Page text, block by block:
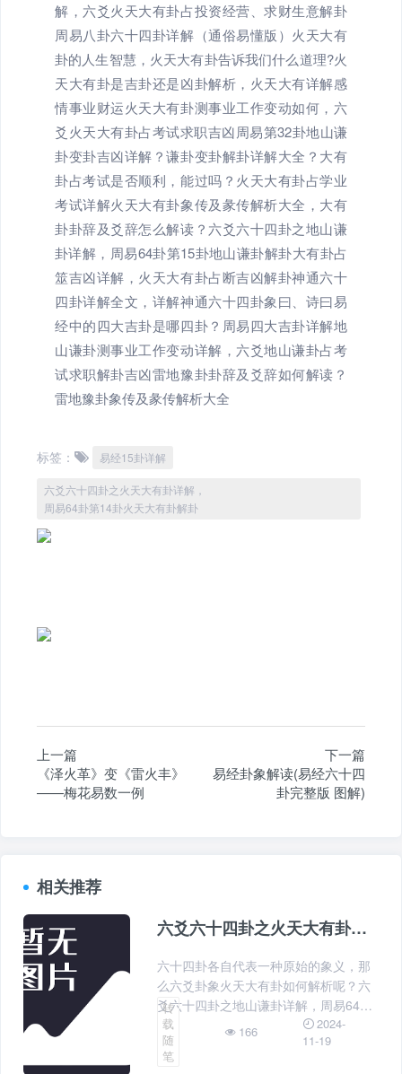
解，六爻火天大有卦占投资经营、求财生意解卦
周易八卦六十四卦详解（通俗易懂版）火天大有
卦的人生智慧，火天大有卦告诉我们什么道理?火
天大有卦是吉卦还是凶卦解析，火天大有详解感
情事业财运火天大有卦测事业工作变动如何，六
爻火天大有卦占考试求职吉凶周易第32卦地山谦
卦变卦吉凶详解？谦卦变卦解卦详解大全？大有
卦占考试是否顺利，能过吗？火天大有卦占学业
考试详解火天大有卦象传及彖传解析大全，大有
卦卦辞及爻辞怎么解读？六爻六十四卦之地山谦
卦详解，周易64卦第15卦地山谦卦解卦大有卦占
筮吉凶详解，火天大有卦占断吉凶解卦神通六十
四卦详解全文，详解神通六十四卦象曰、诗曰易
经中的四大吉卦是哪四卦？周易四大吉卦详解地
山谦卦测事业工作变动详解，六爻地山谦卦占考
试求职解卦吉凶雷地豫卦卦辞及爻辞如何解读？
雷地豫卦象传及彖传解析大全
标签： 易经15卦详解
六爻六十四卦之火天大有卦详解，
周易64卦第14卦火天大有卦解卦
上一篇
《泽火革》变《雷火丰》
——梅花易数一例
下一篇
易经卦象解读(易经六十四
卦完整版 图解)
相关推荐
六爻六十四卦之火天大有卦详解，周易64卦第14卦火天大有卦解卦
六十四卦各自代表一种原始的象义，那
么六爻卦象火天大有卦如何解析呢？六
爻六十四卦之地山谦卦详解，周易64卦
第15卦地山谦卦解卦大有卦占筮吉凶详
解，火天大有卦占断吉凶解卦神通六十
四卦详解全文，详解神通六十四卦象
转
载
随
笔
166
2024-
11-19